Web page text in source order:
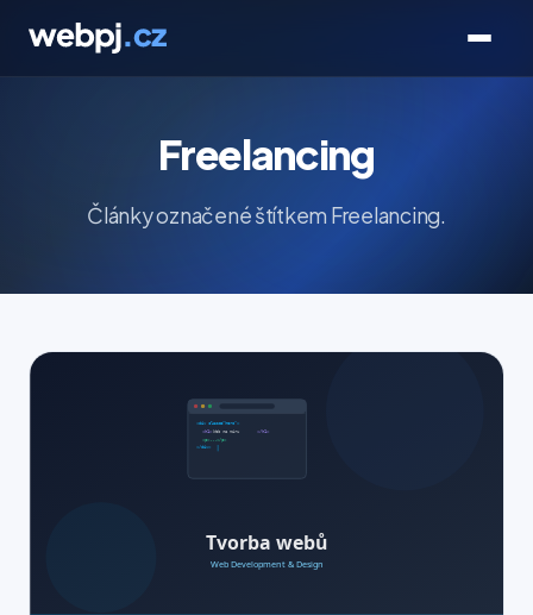
Freelancing
Články označené štítkem Freelancing.